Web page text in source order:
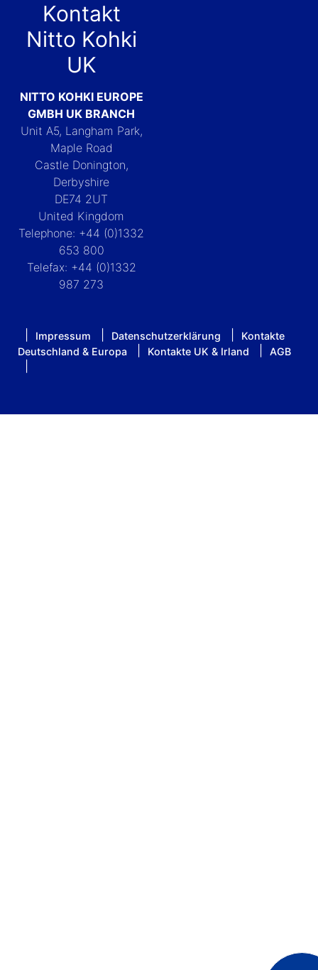
Kontakt
Nitto Kohki
UK
NITTO KOHKI EUROPE
GMBH UK BRANCH
Unit A5, Langham Park,
Maple Road
Castle Donington,
Derbyshire
DE74 2UT
United Kingdom
Telephone: +44 (0)1332
653 800
Telefax: +44 (0)1332
987 273
Impressum Datenschutzerklärung
Kontakte
Deutschland & Europa
Kontakte UK & Irland AGB